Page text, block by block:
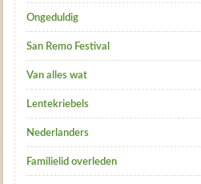
Ongeduldig
San Remo Festival
Van alles wat
Lentekriebels
Nederlanders
Familielid overleden